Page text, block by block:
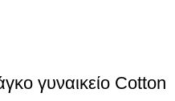
γυναικείο Cotton